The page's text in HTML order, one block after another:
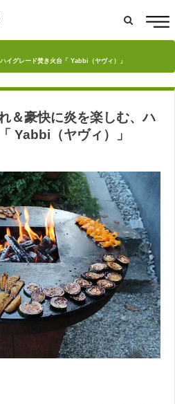
イグレード焚き火台「 Yabbi（ヤヴィ）」
＆豪快に炎を楽しむ、ハ
Yabbi（ヤヴィ）」